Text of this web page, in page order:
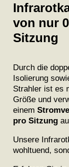
von nur
Sitzung
Durch die
Isolierung
Strahler ist es
Größe und
einem
pro Sitzung
Unsere
wohltuend,